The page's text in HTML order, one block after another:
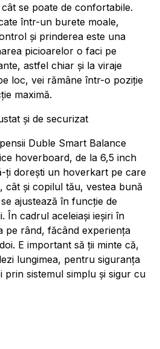
se poate de confortabile.
într-un burete moale,
și prinderea este una
picioarelor o faci pe
astfel chiar și la viraje
loc, vei rămâne într-o poziție
maximă.
și de securizat
Duble Smart Balance
hoverboard, de la 6,5 inch
ți dorești un hoverkart pe care
cât și copilul tău, vestea bună
ajustează în funcție de
În cadrul aceleiași ieșiri în
pe rând, făcând experiența
E important să ții minte că,
lungimea, pentru siguranța
sistemul simplu și sigur cu